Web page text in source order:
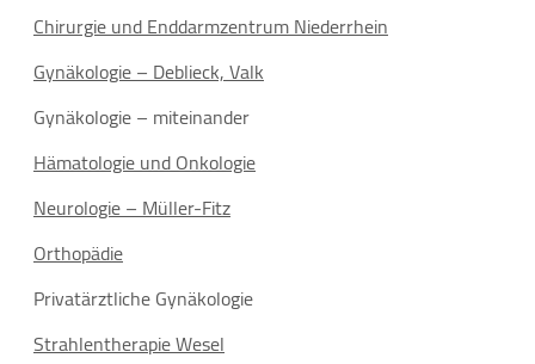
Chirurgie und Enddarmzentrum Niederrhein
Gynäkologie – Deblieck, Valk
Gynäkologie – miteinander
Hämatologie und Onkologie
Neurologie – Müller-Fitz
Orthopädie
Privatärztliche Gynäkologie
Strahlentherapie Wesel